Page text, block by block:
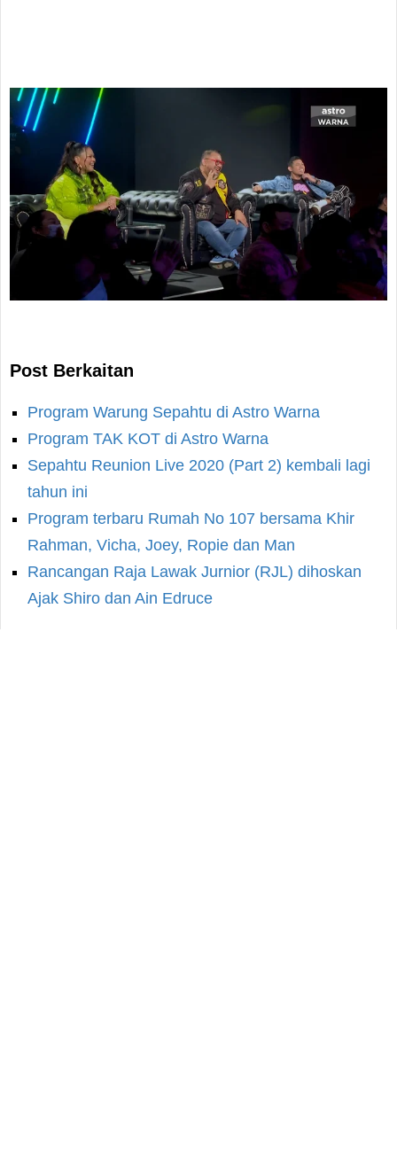
Post Berkaitan
Program Warung Sepahtu di Astro Warna
Program TAK KOT di Astro Warna
Sepahtu Reunion Live 2020 (Part 2) kembali lagi
tahun ini
Program terbaru Rumah No 107 bersama Khir
Rahman, Vicha, Joey, Ropie dan Man
Rancangan Raja Lawak Jurnior (RJL) dihoskan
Ajak Shiro dan Ain Edruce